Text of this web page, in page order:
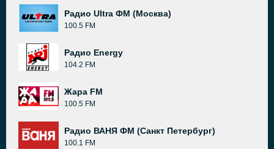
Радио Ultra ФМ (Москва)
100.5 FM
Радио Energy
104.2 FM
Жара FM
100.5 FM
Радио ВАНЯ ФМ (Санкт Петербург)
100.1 FM